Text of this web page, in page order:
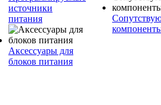
источники
питания
Аксессуары для
блоков питания